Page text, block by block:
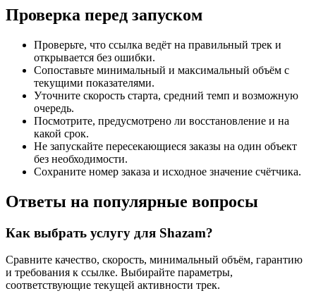
Проверка перед запуском
Проверьте, что ссылка ведёт на правильный трек и
открывается без ошибки.
Сопоставьте минимальный и максимальный объём с
текущими показателями.
Уточните скорость старта, средний темп и возможную
очередь.
Посмотрите, предусмотрено ли восстановление и на
какой срок.
Не запускайте пересекающиеся заказы на один объект
без необходимости.
Сохраните номер заказа и исходное значение счётчика.
Ответы на популярные вопросы
Как выбрать услугу для Shazam?
Сравните качество, скорость, минимальный объём, гарантию
и требования к ссылке. Выбирайте параметры,
соответствующие текущей активности трек.